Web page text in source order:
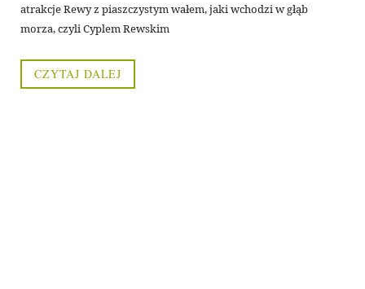
atrakcje Rewy z piaszczystym wałem, jaki wchodzi w głąb
morza, czyli Cyplem Rewskim
CZYTAJ DALEJ